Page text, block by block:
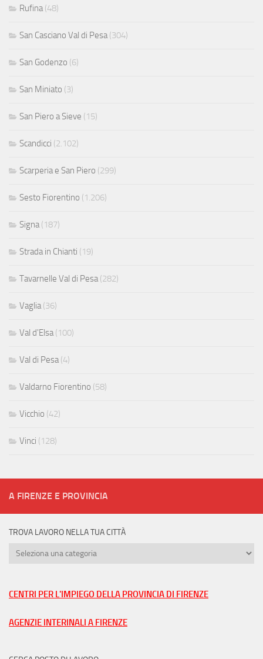
Rufina(48)
San Casciano Val di Pesa(304)
San Godenzo (6)
San Miniato (3)
San Piero a Sieve (15)
Scandicci (2.102)
Scarperia e San Piero (299)
Sesto Fiorentino (1.206)
Signa(187)
Strada in Chianti (19)
Tavarnelle Val di Pesa(282)
Vaglia(36)
Val d'Elsa(100)
Val di Pesa(4)
Valdarno Fiorentino (58)
Vicchio (42)
Vinci (128)
A FIRENZE E PROVINCIA
TROVA LAVORO NELLA TUA CITTÀ
Trova
tua
CENTRI PER L'IMPIEGO DELLA PROVINCIA DI FIRENZE
AGENZIE INTERINALI A FIRENZE